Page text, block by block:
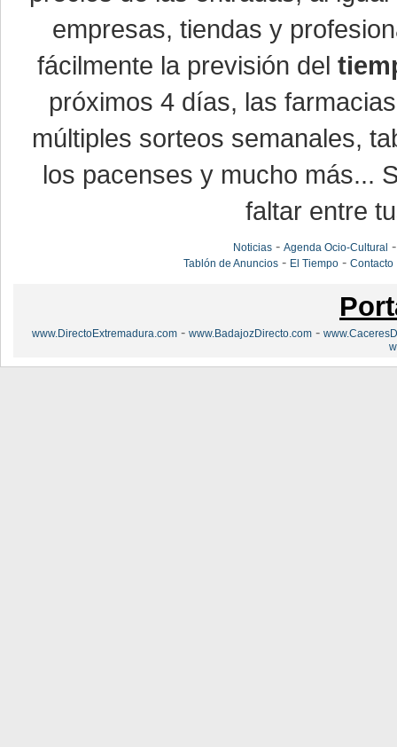
empresas, tiendas y
fácilmente la previsión del
próximos 4 días, las
múltiples sorteos semanales,
los pacenses y mucho más...
faltar entre
Noticias -Agenda Ocio-Cultural
Tablón de Anuncios - El Tiempo -Contacto
www.DirectoExtremadura.com - www.BadajozDirecto.com -